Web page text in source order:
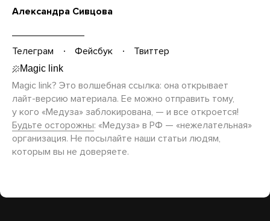
Александра Сивцова
Телеграм Фейсбук Твиттер
Magic link? Это волшебная ссылка: она открывает
лайт-версию материала. Ее можно отправить тому,
у кого «Медуза» заблокирована, — и все откроется!
Будьте осторожны: «Медуза» в РФ — «нежелательная»
организация. Не посылайте наши статьи людям,
которым вы не доверяете.